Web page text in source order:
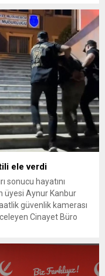
açılan
olarak dönemin...
ele verdi
sonucu hayatını
üyesi Aynur Kanbur
güvenlik kamerası
Cinayet Büro